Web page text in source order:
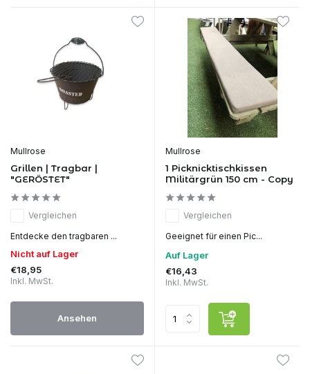
Mullrose
Grillen | Tragbar |
"GERÖSTET"
Vergleichen
Entdecke den tragbaren ...
Nicht auf Lager
€18,95
Inkl. MwSt.
Ansehen
Mullrose
1 Picknicktischkissen
Militärgrün 150 cm - Copy
Vergleichen
Geeignet für einen Pic...
Auf Lager
€16,43
Inkl. MwSt.